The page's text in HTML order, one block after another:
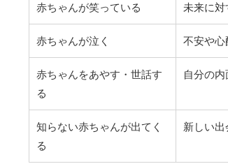
赤ちゃんが笑っている 未来に対
赤ちゃんが泣く 不安や心
赤ちゃんをあやす・世話す
る
自分の
知らない赤ちゃんが出てく
る
新しい出